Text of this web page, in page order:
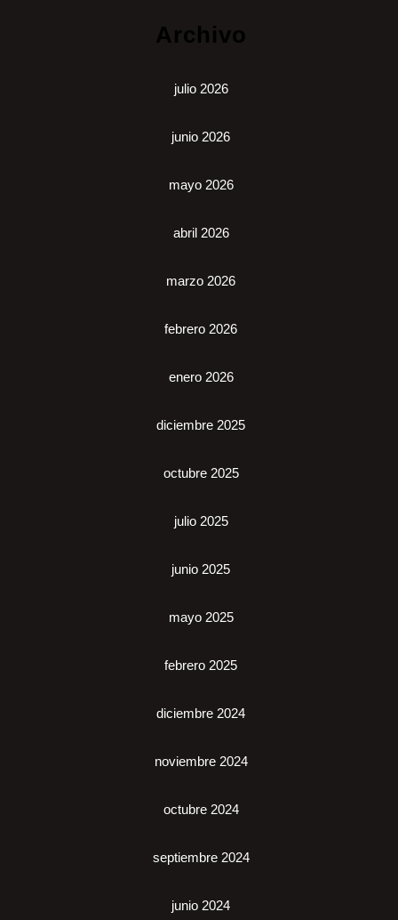
Archivo
julio 2026
junio 2026
mayo 2026
abril 2026
marzo 2026
febrero 2026
enero 2026
diciembre 2025
octubre 2025
julio 2025
junio 2025
mayo 2025
febrero 2025
diciembre 2024
noviembre 2024
octubre 2024
septiembre 2024
junio 2024